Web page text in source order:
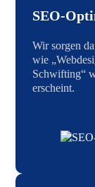
SEO-
Wir sorgen
wie
Schwifting“
erscheint.